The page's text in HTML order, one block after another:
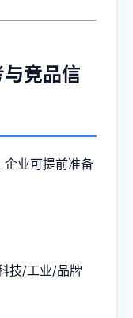
竞品信
企业可提前准备
技/工业/品牌